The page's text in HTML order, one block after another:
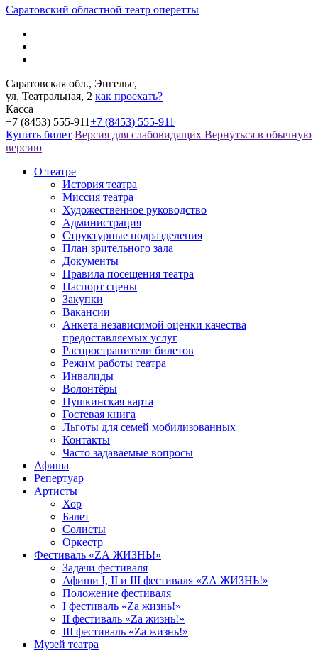
Саратовский областной театр оперетты
Саратовская обл., Энгельс,
ул. Театральная, 2 как проехать?
Касса
+7 (8453) 555-911+7 (8453) 555-911
Купить билет Версия для слабовидящих Вернуться в обычную
версию
О театре
История театра
Миссия театра
Художественное руководство
Администрация
Структурные подразделения
План зрительного зала
Документы
Правила посещения театра
Паспорт сцены
Закупки
Вакансии
Анкета независимой оценки качества
предоставляемых услуг
Распространители билетов
Режим работы театра
Инвалиды
Волонтёры
Пушкинская карта
Гостевая книга
Льготы для семей мобилизованных
Контакты
Часто задаваемые вопросы
Афиша
Репертуар
Артисты
Хор
Балет
Солисты
Оркестр
Фестиваль «ZА ЖИЗНЬ!»
Задачи фестиваля
Афиши I, II и III фестиваля «ZА ЖИЗНЬ!»
Положение фестиваля
I фестиваль «Zа жизнь!»
II фестиваль «Zа жизнь!»
III фестиваль «Zа жизнь!»
Музей театра